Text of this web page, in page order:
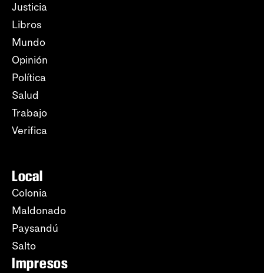
Justicia
Libros
Mundo
Opinión
Política
Salud
Trabajo
Verifica
Local
Colonia
Maldonado
Paysandú
Salto
Impresos